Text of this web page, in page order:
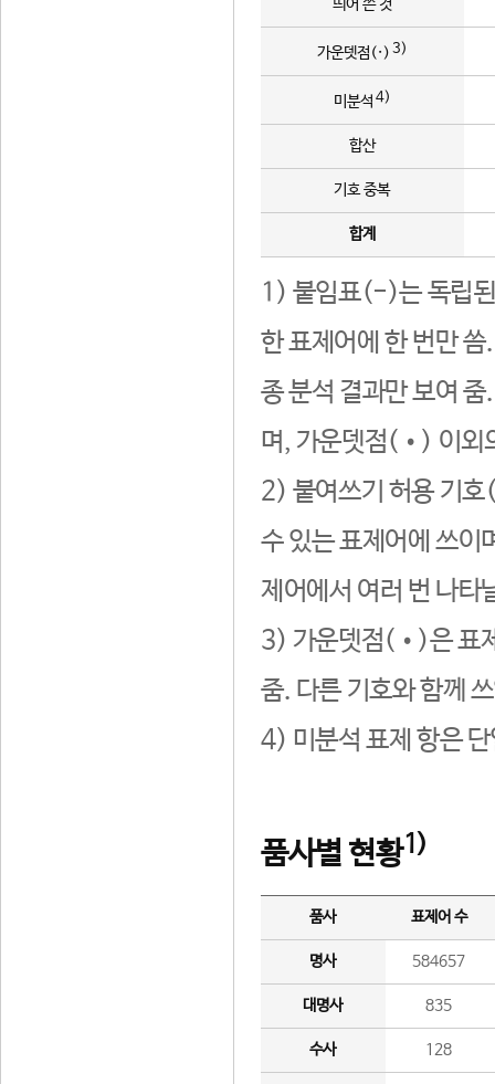
띄어 쓴 것
가운뎃점(·) 3)
미분석 4)
합산
기호 중복
합계
1) 붙임표(-)는 독립된
한 표제어에 한 번만
종 분석 결과만 보여
며, 가운뎃점(•) 이외
2) 붙여쓰기 허용 기호
수 있는 표제어에 쓰이
제어에서 여러 번 나타
3) 가운뎃점(•)은 표
줌. 다른 기호와 함께
4) 미분석 표제 항은
품사별 현황1)
품사 표제어 수
명사 584657
대명사 835
수사 128